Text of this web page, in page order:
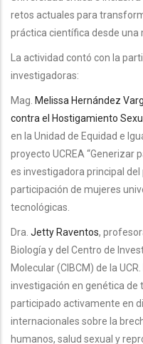
retos actuales para
práctica científica desde
La actividad contó con la
investigadoras:
Mag. Melissa Hernández
contra el Hostigamiento
en la Unidad de Equidad e
proyecto UCREA “Generizar
es investigadora principal del
participación de mujeres
tecnológicas.
Dra. Jetty Raventos,
Biología y del Centro de
Molecular (CIBCM) de la
investigación en genética de
participado activamente en
internacionales sobre la
humanos, salud sexual y